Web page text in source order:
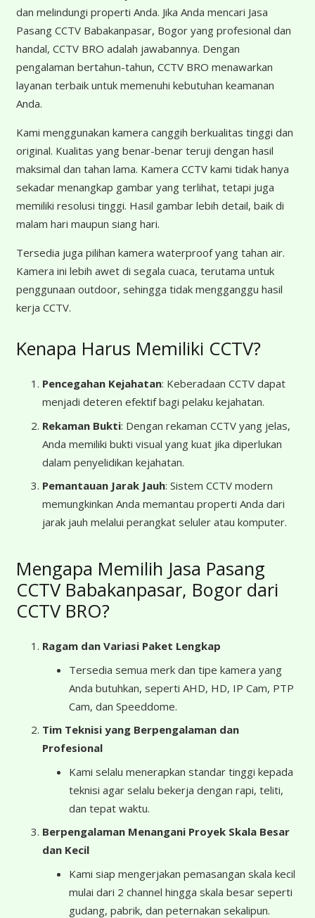
dan melindungi properti Anda. Jika Anda mencari Jasa
Pasang CCTV Babakanpasar, Bogor yang profesional dan
handal, CCTV BRO adalah jawabannya. Dengan
pengalaman bertahun-tahun, CCTV BRO menawarkan
layanan terbaik untuk memenuhi kebutuhan keamanan
Anda.
Kami menggunakan kamera canggih berkualitas tinggi dan
original. Kualitas yang benar-benar teruji dengan hasil
maksimal dan tahan lama. Kamera CCTV kami tidak hanya
sekadar menangkap gambar yang terlihat, tetapi juga
memiliki resolusi tinggi. Hasil gambar lebih detail, baik di
malam hari maupun siang hari.
Tersedia juga pilihan kamera waterproof yang tahan air.
Kamera ini lebih awet di segala cuaca, terutama untuk
penggunaan outdoor, sehingga tidak mengganggu hasil
kerja CCTV.
Kenapa Harus Memiliki CCTV?
Pencegahan Kejahatan: Keberadaan CCTV dapat
menjadi deteren efektif bagi pelaku kejahatan.
Rekaman Bukti: Dengan rekaman CCTV yang jelas,
Anda memiliki bukti visual yang kuat jika diperlukan
dalam penyelidikan kejahatan.
Pemantauan Jarak Jauh: Sistem CCTV modern
memungkinkan Anda memantau properti Anda dari
jarak jauh melalui perangkat seluler atau komputer.
Mengapa Memilih Jasa Pasang
CCTV Babakanpasar, Bogor dari
CCTV BRO?
Ragam dan Variasi Paket Lengkap
Tersedia semua merk dan tipe kamera yang
Anda butuhkan, seperti AHD, HD, IP Cam, PTP
Cam, dan Speeddome.
Tim Teknisi yang Berpengalaman dan
Profesional
Kami selalu menerapkan standar tinggi kepada
teknisi agar selalu bekerja dengan rapi, teliti,
dan tepat waktu.
Berpengalaman Menangani Proyek Skala Besar
dan Kecil
Kami siap mengerjakan pemasangan skala kecil
mulai dari 2 channel hingga skala besar seperti
gudang, pabrik, dan peternakan sekalipun.